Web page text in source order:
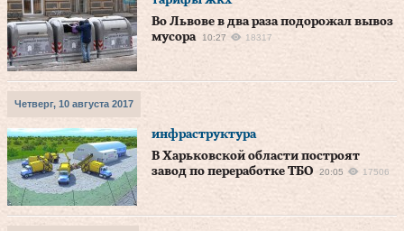
Во Львове в два раза подорожал вывоз
мусора
10:27 18317
Четверг, 10 августа 2017
инфраструктура
В Харьковской области построят
завод по переработке ТБО
20:05 17506